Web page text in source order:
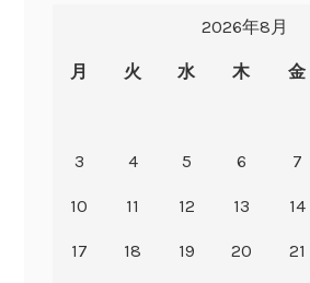
2026年8月
月 火 水 木 金
3 4 5 6 7
10 11 12 13 14
17 18 19 20 21